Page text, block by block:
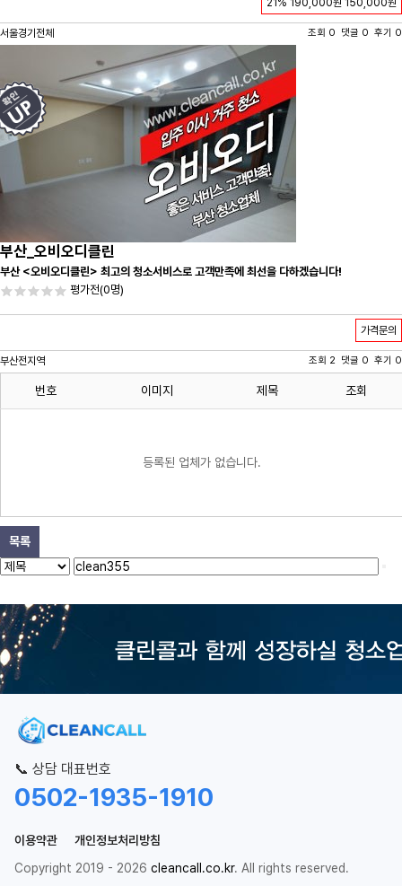
21% 190,000원 150,000원
서울경기전체 조회 0 댓글 0 후기 0
부산_오비오디클린
부산 <오비오디클린> 최고의 청소서비스로 고객만족에 최선을 다하겠습니다!
평가전(0명)
가격문의
부산전지역 조회 2 댓글 0 후기 0
번호 이미지 제목 조회
등록된 업체가 없습니다.
목록
📞 상담 대표번호
0502-1935-1910
이용약관
개인정보처리방침
Copyright 2019 - 2026 cleancall.co.kr. All rights reserved.